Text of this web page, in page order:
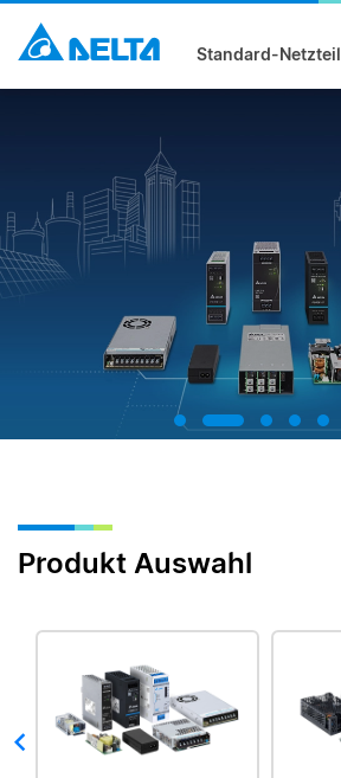
Standard-Netzteil
Produkt Auswahl